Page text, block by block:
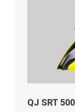
QJ SRT